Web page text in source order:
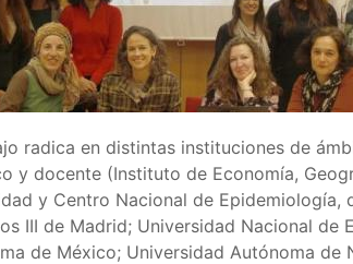
radica en distintas instituciones de
y docente (Instituto de Economía,
y Centro Nacional de Epidemiología,
III de Madrid; Universidad Nacional de
de México; Universidad Autónoma de